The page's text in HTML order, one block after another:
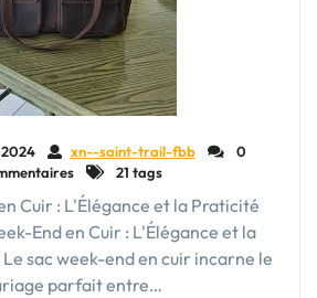
xn--saint-trail-fbb
0
21 tags
Cuir : L'Élégance et la Praticité
End en Cuir : L'Élégance et la
sac week-end en cuir incarne le
parfait entre…